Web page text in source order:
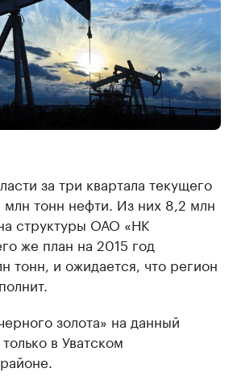
за три квартала текущего
тонн нефти. Из них 8,2 млн
структуры ОАО «НК
же план на 2015 год
тонн, и ожидается, что регион
золота» на данный
в Уватском